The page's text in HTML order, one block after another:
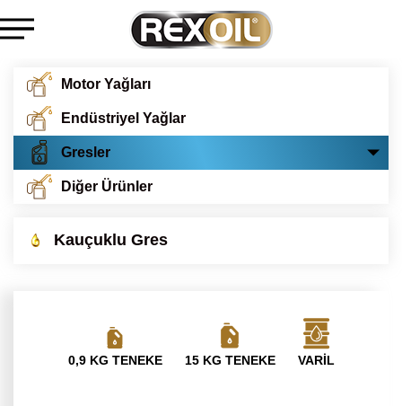
Motor Yağları
Endüstriyel Yağlar
Gresler
Diğer Ürünler
Kauçuklu Gres
0,9 KG TENEKE 15 KG TENEKE VARİL